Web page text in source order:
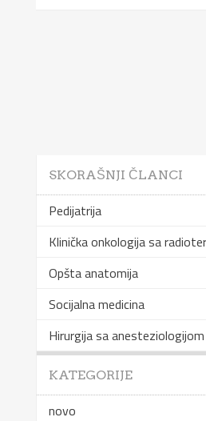
SKORAŠNJI ČLANCI
Pedijatrija
Klinička onkologija sa
Opšta anatomija
Socijalna medicina
Hirurgija sa anesteziologijom
KATEGORIJE
novo